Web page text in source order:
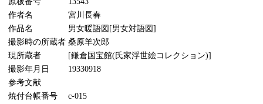
作者名
宮川長春
作品名
男女暖語図[男女対語図]
撮影時の所蔵者 桑原羊次郎
現所蔵者
[鎌倉国宝館(氏家浮世絵コレクション)]
撮影年月日
19330918
参考文献
焼付台帳番号
c-015